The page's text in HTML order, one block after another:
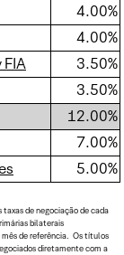
4.00%
4.00%
3.50%
3.50%
12.00%
7.00%
5.00%
taxas de negociação de cada
bilaterais
mês de referência. Os títulos
diretamente com a